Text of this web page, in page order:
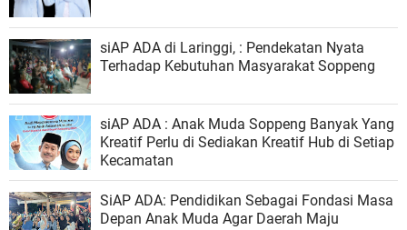
siAP ADA di Laringgi, : Pendekatan Nyata
Terhadap Kebutuhan Masyarakat Soppeng
siAP ADA : Anak Muda Soppeng Banyak Yang
Kreatif Perlu di Sediakan Kreatif Hub di Setiap
Kecamatan
SiAP ADA: Pendidikan Sebagai Fondasi Masa
Depan Anak Muda Agar Daerah Maju